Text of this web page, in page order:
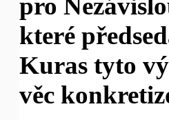
pro
které
Kuras tyto
věc